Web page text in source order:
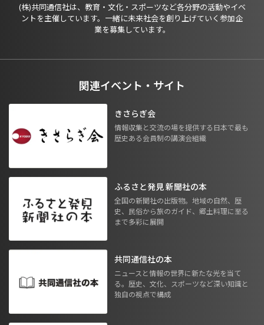
(株)共同通信社は、教育・文化・スポーツなど各分野の活動やイベ
ントを主催しています。一緒に未来社会を創り上げていく参加企
業を募集しています。
関連イベント・サイト
きさらぎ会
情報収集と交流の場を提供する日本で最も
歴史ある会員制の講演会組織
ふるさと発見 新聞社の本
全国の新聞社の出版物。地域の自然、歴
史、民俗から旅のガイド、郷土料理に至る
まで多彩に展開
共同通信社の本
ニュースと情報の世界に新たな光を当て
る。歴史、文化、スポーツなど深い知識と
独自の視点で構成